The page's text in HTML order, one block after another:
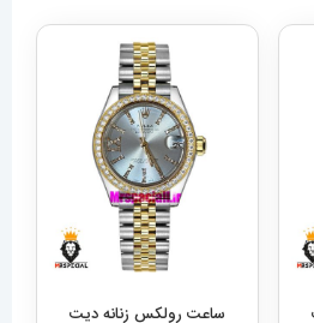
ساعت رولکس زنانه دیت